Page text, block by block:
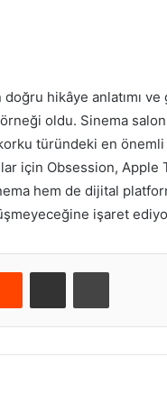
hikâye anlatımı
oldu. Sinema
türündeki en önemli
için Obsession, Apple
hem de dijital
işaret